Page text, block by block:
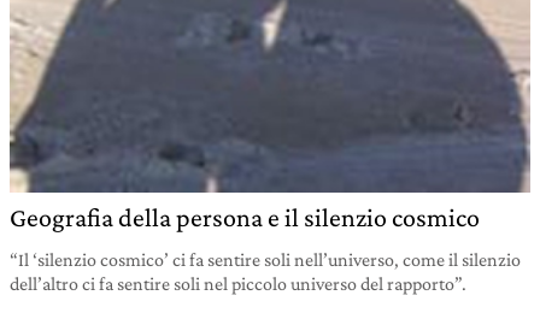
Geografia della persona e il silenzio cosmico
“Il ‘silenzio cosmico’ ci fa sentire soli nell’universo, come il silenzio
dell’altro ci fa sentire soli nel piccolo universo del rapporto”.